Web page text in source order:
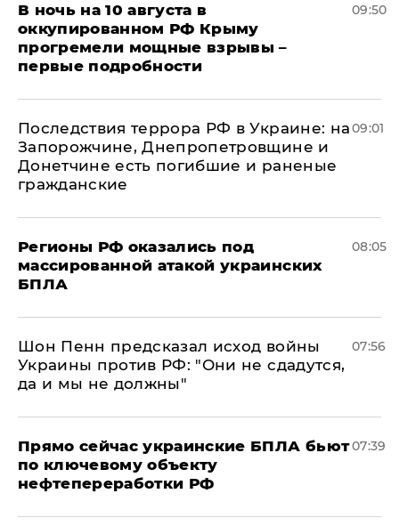
В ночь на 10 августа в
оккупированном РФ Крыму
прогремели мощные взрывы –
первые подробности
09:50
Последствия террора РФ в Украине: на
Запорожчине, Днепропетровщине и
Донетчине есть погибшие и раненые
гражданские
09:01
Регионы РФ оказались под
массированной атакой украинских
БПЛА
08:05
Шон Пенн предсказал исход войны
Украины против РФ: "Они не сдадутся,
да и мы не должны"
07:56
Прямо сейчас украинские БПЛА бьют
по ключевому объекту
нефтепереработки РФ
07:39